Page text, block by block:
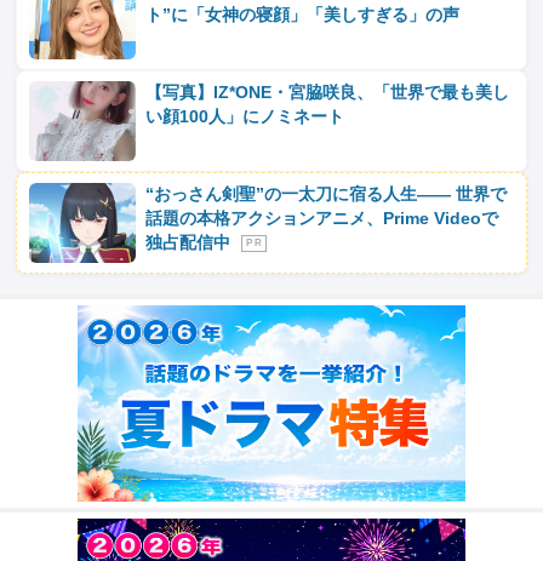
ト”に「女神の寝顔」「美しすぎる」の声
【写真】IZ*ONE・宮脇咲良、「世界で最も美し
い顔100人」にノミネート
“おっさん剣聖”の一太刀に宿る人生―― 世界で
話題の本格アクションアニメ、Prime Videoで
独占配信中
P R